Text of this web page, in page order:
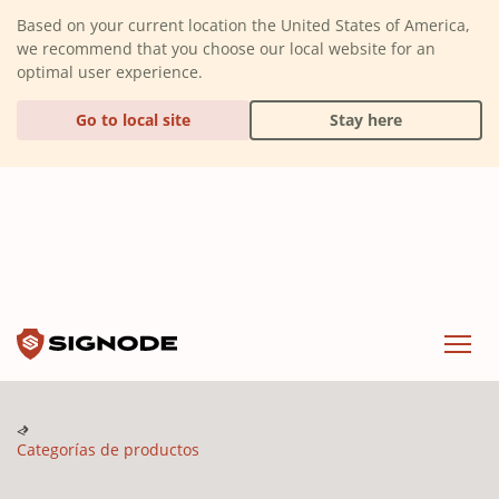
Based on your current location the United States of America,
we recommend that you choose our local website for an
optimal user experience.
Go to local site Stay here
Categorías de productos